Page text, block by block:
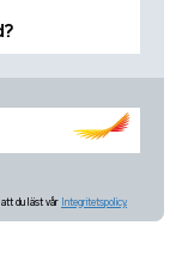
att du läst vår Integritetspolicy.